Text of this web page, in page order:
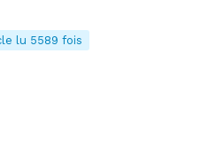
lu 5589 fois